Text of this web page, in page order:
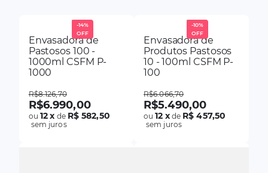
-14%
Envasadora de
Pastosos 100 -
1000ml CSFM P-
1000
R$8.126,70
R$6.990,00
ou12x de R$ 582,50
sem juros
-10%
Envasadora de
Produtos Pastosos
10 - 100ml CSFM P-
100
R$6.066,70
R$5.490,00
ou12 xde R$ 457,50
sem juros